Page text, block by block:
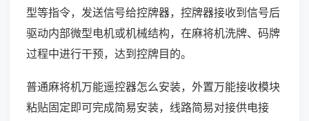
型等指令，发送信号给控牌器，控牌器接收到信号后
驱动内部微型电机或机械结构，在麻将机洗牌、码牌
过程中进行干预，达到控牌目的。
普通麻将机万能遥控器怎么安装，外置万能接收模块
粘贴固定即可完成简易安装，线路简易对接供电接